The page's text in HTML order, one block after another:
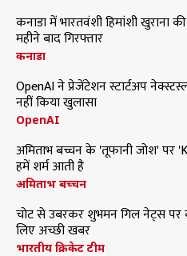
कनाडा में भारतवंशी हिमांशी खुराना
महीने बाद गिरफ्तार
कनाडा
OpenAI ने प्रेजेंटेशन स्टार्टअप
नहीं किया खुलासा
OpenAI
अमिताभ बच्चन के 'तूफानी जोश' पर
हमें शर्म आती है
अमिताभ बच्चन
चोट से उबरकर शुभमन गिल नेट्स पर
लिए अच्छी खबर
भारतीय क्रिकेट टीम